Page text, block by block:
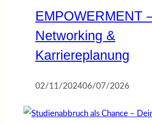
EMPOWERMENT
Networking &
Karriereplanung
02/11/202406/07/2026